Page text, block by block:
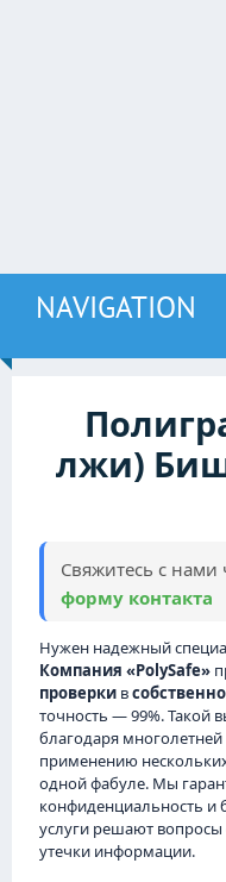
NAVIGATION
лжи)
Свяжитесь с нами
форму контакта
Нужен надежный
Компания «PolySafe»
проверки в
точность — 99%. Такой
благодаря
применению
одной фабуле. Мы
конфиденциальность
услуги решают вопросы
утечки информации.